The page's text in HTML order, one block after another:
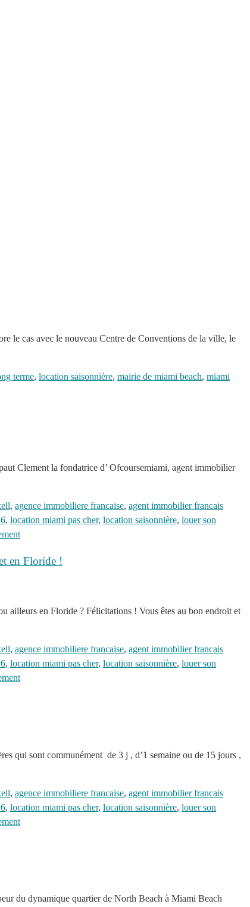
le cas avec le nouveau Centre de Conventions de la ville, le
terme, location saisonnière, mairie de miami beach, miami
Clement la fondatrice d’ Ofcoursemiami, agent immobilier
, agence immobiliere francaise, agent immobilier francais
, location miami pas cher, location saisonnière, louer son
en Floride !
ailleurs en Floride ? Félicitations ! Vous êtes au bon endroit et
, agence immobiliere francaise, agent immobilier francais
, location miami pas cher, location saisonnière, louer son
qui sont communément de 3 j , d’1 semaine ou de 15 jours ,
, agence immobiliere francaise, agent immobilier francais
, location miami pas cher, location saisonnière, louer son
du dynamique quartier de North Beach à Miami Beach